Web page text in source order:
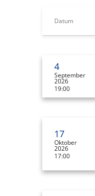
Datum
4
September
2026
19:00
17
Oktober
2026
17:00